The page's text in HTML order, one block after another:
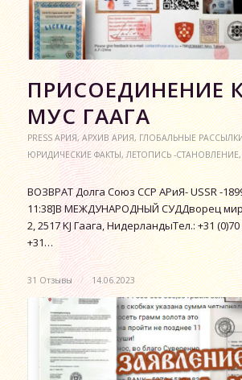
ПРИСОЕДИНЕНИЕ
МУС ГААГА
PRESS АРИЯ,АРХИВ АРИЯ,ГЛОБАЛЬНЫЕ
ЮРИДИЧЕСКИЕ ФАКТЫ,ЛЕТОПИСЬ -СТАНОВЛЕНИЕ
ВОЗВРАТ Долга Союз ССР АРиЯ- USSR -
11:38]В МЕЖДУНАРОДНЫЙ СУДДворец
2, 2517 KJ Гаага, НидерландыТел.: +31
+31…
31 Отзывы / 14.06.2023